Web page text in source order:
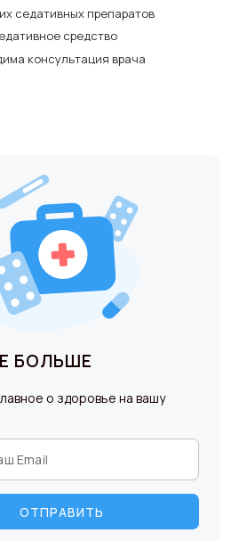
седативных препаратов
средство
консультация врача
БОЛЬШЕ
о здоровье на вашу
ОТПРАВИТЬ